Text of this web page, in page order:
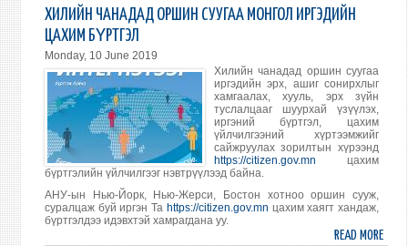
ХИЛИЙН ЧАНАДАД ОРШИН СУУГАА МОНГОЛ ИРГЭДИЙН
ЦАХИМ БҮРТГЭЛ
Monday, 10 June 2019
Хилийн чанадад оршин суугаа
иргэдийн эрх, ашиг сонирхлыг
хамгаалах, хууль, эрх зүйн
туслалцааг шуурхай үзүүлэх,
иргэний бүртгэл, цахим
үйлчилгээний хүртээмжийг
сайжруулах зорилтын хүрээнд
https://citizen.gov.mn цахим
бүртгэлийн үйлчилгээг нэвтрүүлээд байна.
АНУ-ын Нью-Йорк, Нью-Жерси, Бостон хотноо оршин сууж,
суралцаж буй иргэн Та https://citizen.gov.mn цахим хаягт хандаж,
бүртгэлдээ идэвхтэй хамрагдана уу.
READ MORE